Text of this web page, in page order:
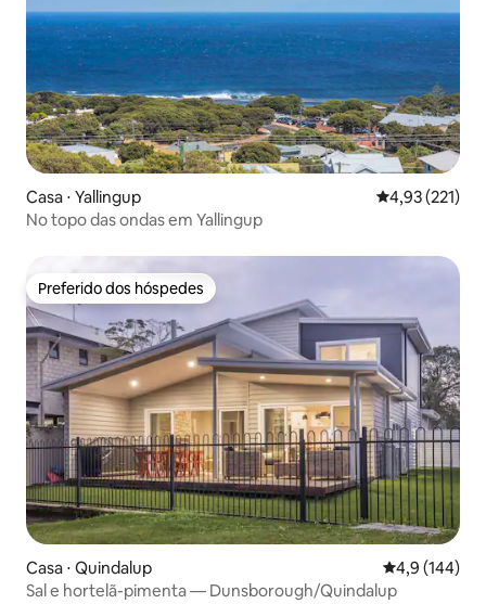
Casa ⋅ Yallingup 4,93 de uma
4,93 (221)
No topo das ondas em Yallingup
Preferido dos hóspedes
Preferido dos hóspedes
Casa ⋅ Quindalup 4,9 de uma
4,9 (144)
Sal e hortelã-pimenta — Dunsborough/Quindalup